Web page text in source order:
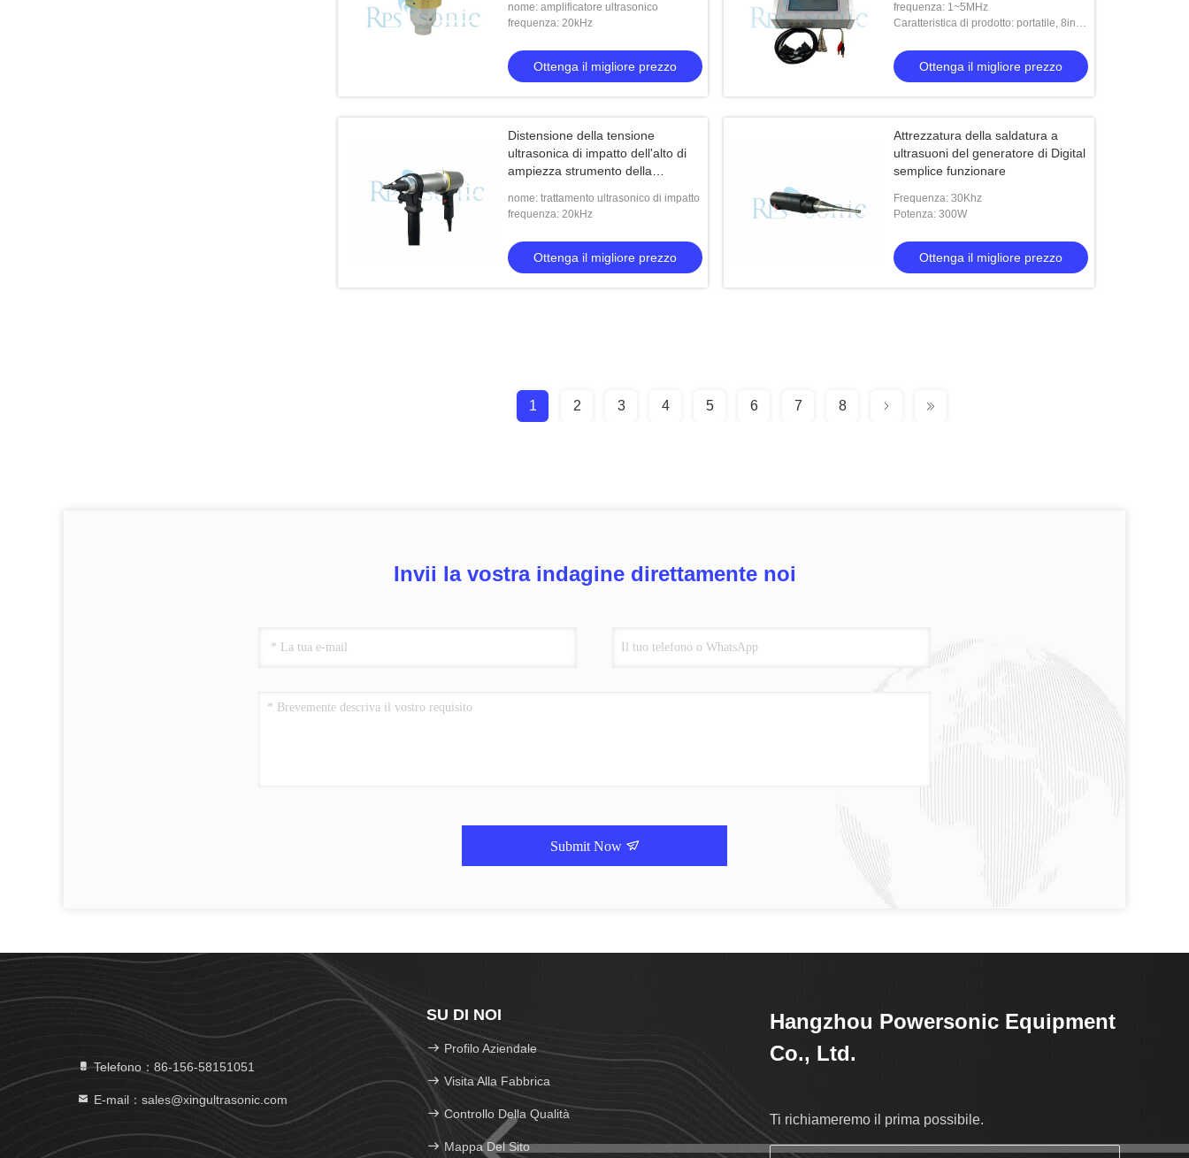
nome: amplificatore ultrasonico
frequenza: 20kHz
Ottenga il migliore prezzo
frequenza: 1~5MHz
Caratteristica di prodotto: portatile, 8inch
Ottenga il migliore prezzo
Distensione della tensione
ultrasonica di impatto dell'alto di
ampiezza strumento della
nome: trattamento ultrasonico di impatto
frequenza: 20kHz
Ottenga il migliore prezzo
Attrezzatura della saldatura a
ultrasuoni del generatore di Digital
semplice funzionare
Frequenza: 30Khz
Potenza: 300W
Ottenga il migliore prezzo
1 2 3 4 5 6 7 8
Invii la vostra indagine direttamente noi
Submit Now
Telefono：86-156-58151051
E-mail：sales@xingultrasonic.com
SU DI NOI
Profilo Aziendale
Visita Alla Fabbrica
Controllo Della Qualità
Mappa Del Sito
Hangzhou Powersonic Equipment
Co., Ltd.
Ti richiameremo il prima possibile.